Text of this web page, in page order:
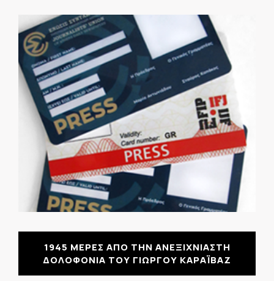
1945 ΜΕΡΕΣ ΑΠΟ ΤΗΝ ΑΝΕΞΙΧΝΙΑΣΤΗ
ΔΟΛΟΦΟΝΙΑ ΤΟΥ ΓΙΩΡΓΟΥ ΚΑΡΑΪΒΑΖ